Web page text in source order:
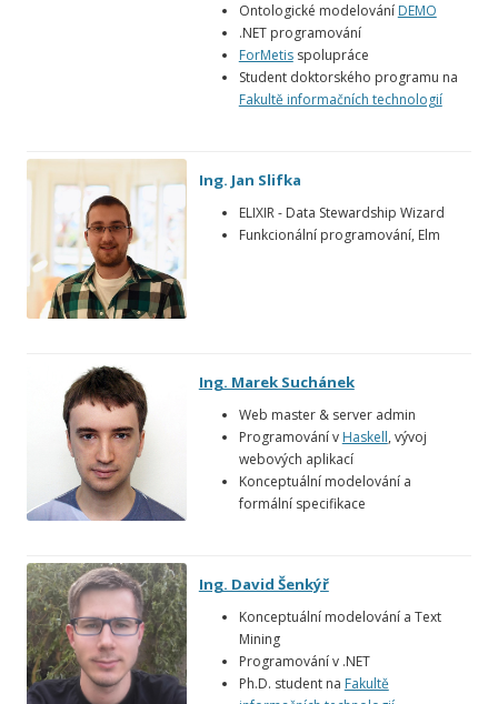
Ontologické modelování DEMO
.NET programování
ForMetisspolupráce
Student doktorského programu na
Fakultě informačních technologií
Ing. Jan Slifka
ELIXIR - Data Stewardship Wizard
Funkcionální programování, Elm
Ing. Marek Suchánek
Web master & server admin
Programování v Haskell, vývoj
webových aplikací
Konceptuální modelování a
formální specifikace
Ing. David Šenkýř
Konceptuální modelování a Text
Mining
Programování v .NET
Ph.D. student na Fakultě